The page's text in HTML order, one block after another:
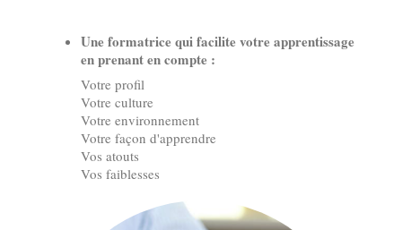
Une formatrice qui facilite votre apprentissage
en prenant en compte :
Votre profil
Votre culture
Votre environnement
Votre façon d'apprendre
Vos atouts
Vos faiblesses